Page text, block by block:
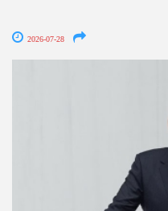
2026-07-28